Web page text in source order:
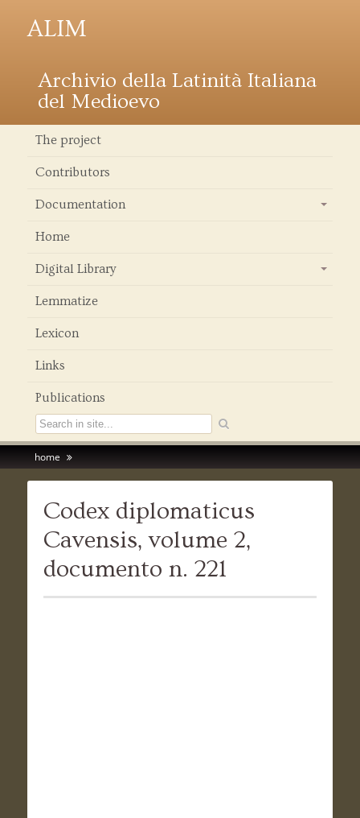
ALIM
Archivio della Latinità Italiana
del Medioevo
The project
Contributors
Documentation
Home
Digital Library
Lemmatize
Lexicon
Links
Publications
home
Codex diplomaticus
Cavensis, volume 2,
documento n. 221